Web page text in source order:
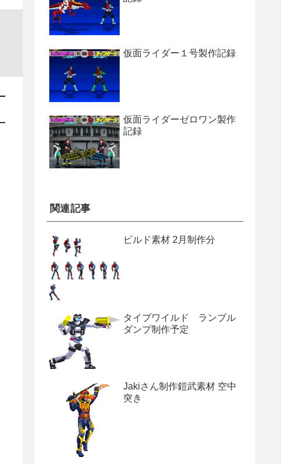
仮面ライダー１号製作記録
仮面ライダーゼロワン製作
記録
関連記事
ビルド素材 2月制作分
タイプワイルド ランブル
ダンプ制作予定
Jakiさん制作鎧武素材 空中
突き